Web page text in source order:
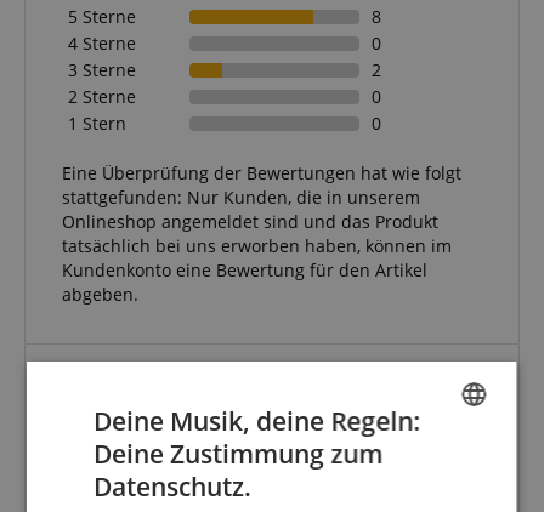
5 Sterne
8
4 Sterne
0
3 Sterne
2
2 Sterne
0
1 Stern
0
Eine Überprüfung der Bewertungen hat wie folgt
stattgefunden: Nur Kunden, die in unserem
Onlineshop angemeldet sind und das Produkt
tatsächlich bei uns erworben haben, können im
Kundenkonto eine Bewertung für den Artikel
abgeben.
Voll zufrieden
Bewertung vonMarkusvom 19.06.2020
Deine Musik, deine Regeln:
Deine Zustimmung zum
Datenschutz.